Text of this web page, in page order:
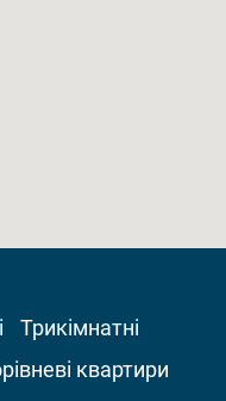
Трикімнатні
квартири